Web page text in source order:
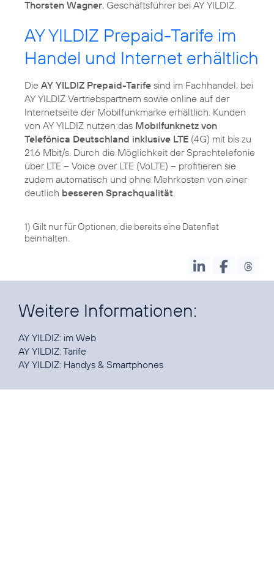
Thorsten Wagner, Geschäftsführer bei AY YILDIZ.
AY YILDIZ Prepaid-Tarife im
Handel und Internet erhältlich
Die AY YILDIZ Prepaid-Tarife sind im Fachhandel, bei
AY YILDIZ Vertriebspartnern sowie online auf der
Internetseite der Mobilfunkmarke erhältlich. Kunden
von AY YILDIZ nutzen das Mobilfunknetz von
Telefónica Deutschland inklusive LTE (4G) mit bis zu
21,6 Mbit/s. Durch die Möglichkeit der Sprachtelefonie
über LTE – Voice over LTE (VoLTE) – profitieren sie
zudem automatisch und ohne Mehrkosten von einer
deutlich besseren Sprachqualität.
1) Gilt nur für Optionen, die bereits eine Datenflat
beinhalten.
Weitere Informationen:
AY YILDIZ: im Web
AY YILDIZ:Tarife
AY YILDIZ: Handys & Smartphones